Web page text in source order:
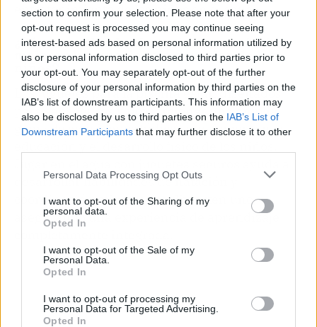
section to confirm your selection. Please note that after your
opt-out request is processed you may continue seeing
interest-based ads based on personal information utilized by
us or personal information disclosed to third parties prior to
your opt-out. You may separately opt-out of the further
disclosure of your personal information by third parties on the
IAB’s list of downstream participants. This information may
also be disclosed by us to third parties on the IAB’s List of
Downstream Participants that may further disclose it to other
Personal Data Processing Opt Outs
I want to opt-out of the Sharing of my
personal data.
Opted In
I want to opt-out of the Sale of my
Personal Data.
Opted In
I want to opt-out of processing my
Personal Data for Targeted Advertising.
Opted In
entretenimiento de los niños en el agua.
¿Cómo pueden los juguetes para piscina
mejorar la experiencia acuática de los
niños?
Los juguetes para la piscina están diseñados
para ser seguros y proporcionar una amplia
gama de actividades lúdicas que fomenten la
desarrollar habilidades de natación y
coordinación mientras se divierten uno,
asegurando una experiencia de aprendizaje